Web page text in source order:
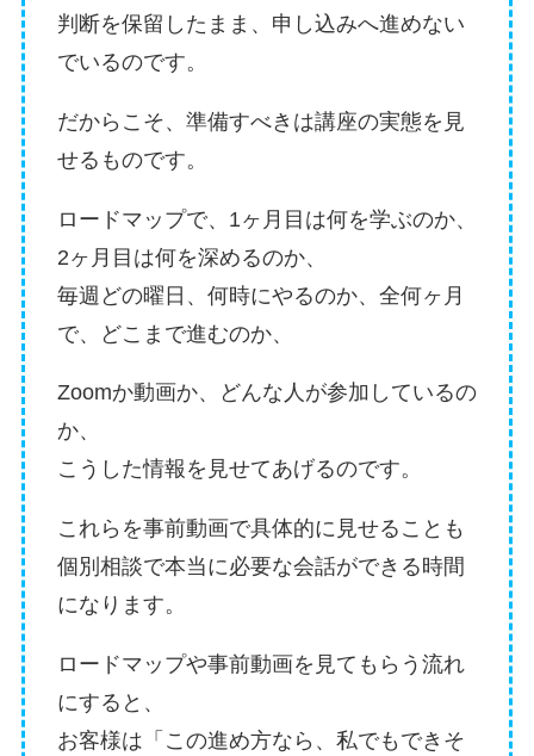
判断を保留したまま、申し込みへ進めない
でいるのです。
だからこそ、準備すべきは講座の実態を見
せるものです。
ロードマップで、1ヶ月目は何を学ぶのか、
2ヶ月目は何を深めるのか、
毎週どの曜日、何時にやるのか、全何ヶ月
で、どこまで進むのか、
Zoomか動画か、どんな人が参加しているの
か、
こうした情報を見せてあげるのです。
これらを事前動画で具体的に見せることも
個別相談で本当に必要な会話ができる時間
になります。
ロードマップや事前動画を見てもらう流れ
にすると、
お客様は「この進め方なら、私でもできそ